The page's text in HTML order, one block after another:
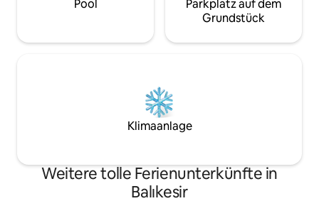
Pool
Parkplatz auf dem
Grundstück
Klimaanlage
Weitere tolle Ferienunterkünfte in
Balıkesir